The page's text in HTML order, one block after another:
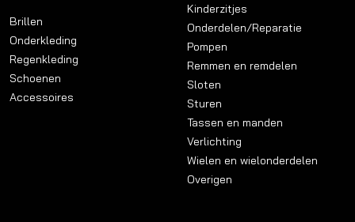
Brillen
Onderkleding
Regenkleding
Schoenen
Accessoires
Kinderzitjes
Onderdelen/Reparatie
Pompen
Remmen en remdelen
Sloten
Sturen
Tassen en manden
Verlichting
Wielen en wielonderdelen
Overigen